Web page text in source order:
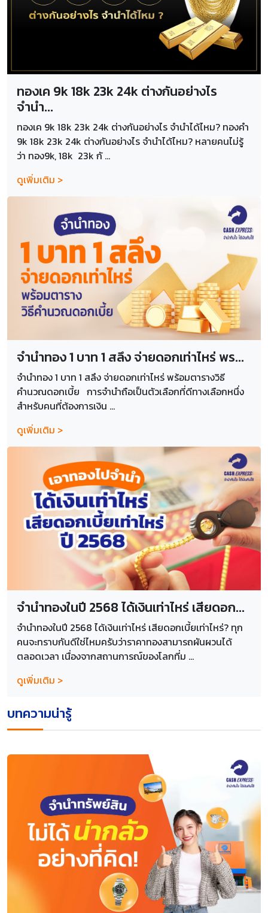
ทองเค 9k 18k 23k 24k ต่างกันอย่างไร
จำนำ...
ทองเค 9k 18k 23k 24k ต่างกันอย่างไร จำนำได้ไหม? ทองคำ
9k 18k 23k 24k ต่างกันอย่างไร จำนำได้ไหม? หลายคนไม่รู้
ว่า ทอง9k, 18k 23k กั ...
ดูเพิ่มเติม >
จำนำทอง 1 บาท 1 สลึง จ่ายดอกเท่าไหร่ พร...
จำนำทอง 1 บาท 1 สลึง จ่ายดอกเท่าไหร่ พร้อมตารางวิธี
คำนวณดอกเบี้ย การจำนำถือเป็นตัวเลือกที่ดีทางเลือกหนึ่ง
สำหรับคนที่ต้องการเงิน ...
ดูเพิ่มเติม >
จำนำทองในปี 2568 ได้เงินเท่าไหร่ เสียดอก...
จำนำทองในปี 2568 ได้เงินเท่าไหร่ เสียดอกเบี้ยเท่าไหร่? ทุก
คนจะทราบกันดีใช่ไหมครับว่าราคาทองสามารถผันผวนได้
ตลอดเวลา เนื่องจากสถานการณ์ของโลกที่ม ...
ดูเพิ่มเติม >
บทความน่ารู้